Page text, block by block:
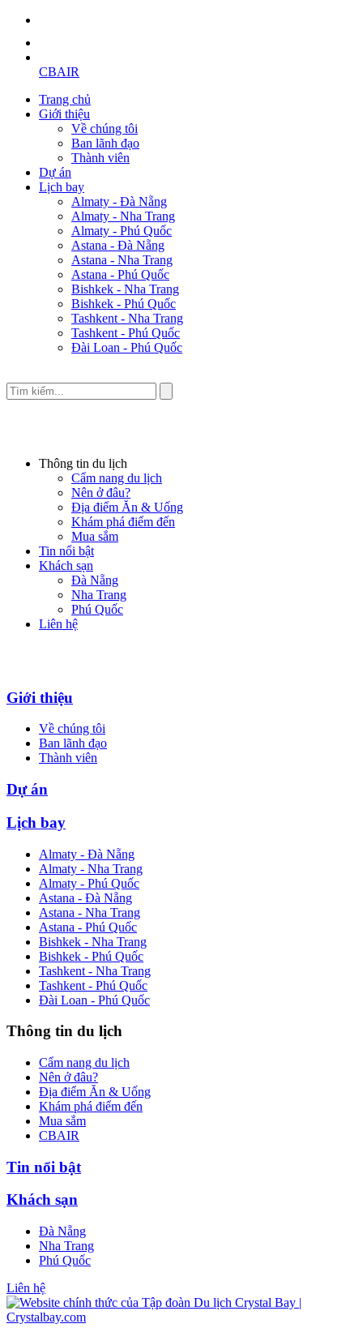
CBAIR
Trang chủ
Giới thiệu
Về chúng tôi
Ban lãnh đạo
Thành viên
Dự án
Lịch bay
Almaty - Đà Nẵng
Almaty - Nha Trang
Almaty - Phú Quốc
Astana - Đà Nẵng
Astana - Nha Trang
Astana - Phú Quốc
Bishkek - Nha Trang
Bishkek - Phú Quốc
Tashkent - Nha Trang
Tashkent - Phú Quốc
Đài Loan - Phú Quốc
Thông tin du lịch
Cẩm nang du lịch
Nên ở đâu?
Địa điểm Ăn & Uống
Khám phá điểm đến
Mua sắm
Tin nổi bật
Khách sạn
Đà Nẵng
Nha Trang
Phú Quốc
Liên hệ
Giới thiệu
Về chúng tôi
Ban lãnh đạo
Thành viên
Dự án
Lịch bay
Almaty - Đà Nẵng
Almaty - Nha Trang
Almaty - Phú Quốc
Astana - Đà Nẵng
Astana - Nha Trang
Astana - Phú Quốc
Bishkek - Nha Trang
Bishkek - Phú Quốc
Tashkent - Nha Trang
Tashkent - Phú Quốc
Đài Loan - Phú Quốc
Thông tin du lịch
Cẩm nang du lịch
Nên ở đâu?
Địa điểm Ăn & Uống
Khám phá điểm đến
Mua sắm
CBAIR
Tin nổi bật
Khách sạn
Đà Nẵng
Nha Trang
Phú Quốc
Liên hệ